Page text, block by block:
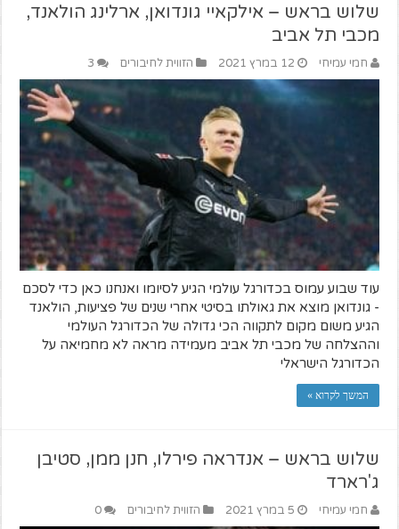
שלוש בראש – אילקאיי גונדואן, ארלינג הולאנד,
מכבי תל אביב
חמי עמיחי 12 במרץ 2021 הזווית לחיבורים 3
עוד שבוע עמוס בכדורגל עולמי הגיע לסיומו ואנחנו כאן כדי לסכם
- גונדואן מוצא את גאולתו בסיטי אחרי שנים של פציעות, הולאנד
הגיע משום מקום לתקווה הכי גדולה של הכדורגל העולמי
וההצלחה של מכבי תל אביב מעמידה מראה לא מחמיאה על
הכדורגל הישראלי
המשך לקרוא »
שלוש בראש – אנדראה פירלו, חנן ממן, סטיבן
ג'רארד
חמי עמיחי 5 במרץ 2021 הזווית לחיבורים 0